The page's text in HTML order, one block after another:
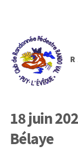
18 juin
Bélaye